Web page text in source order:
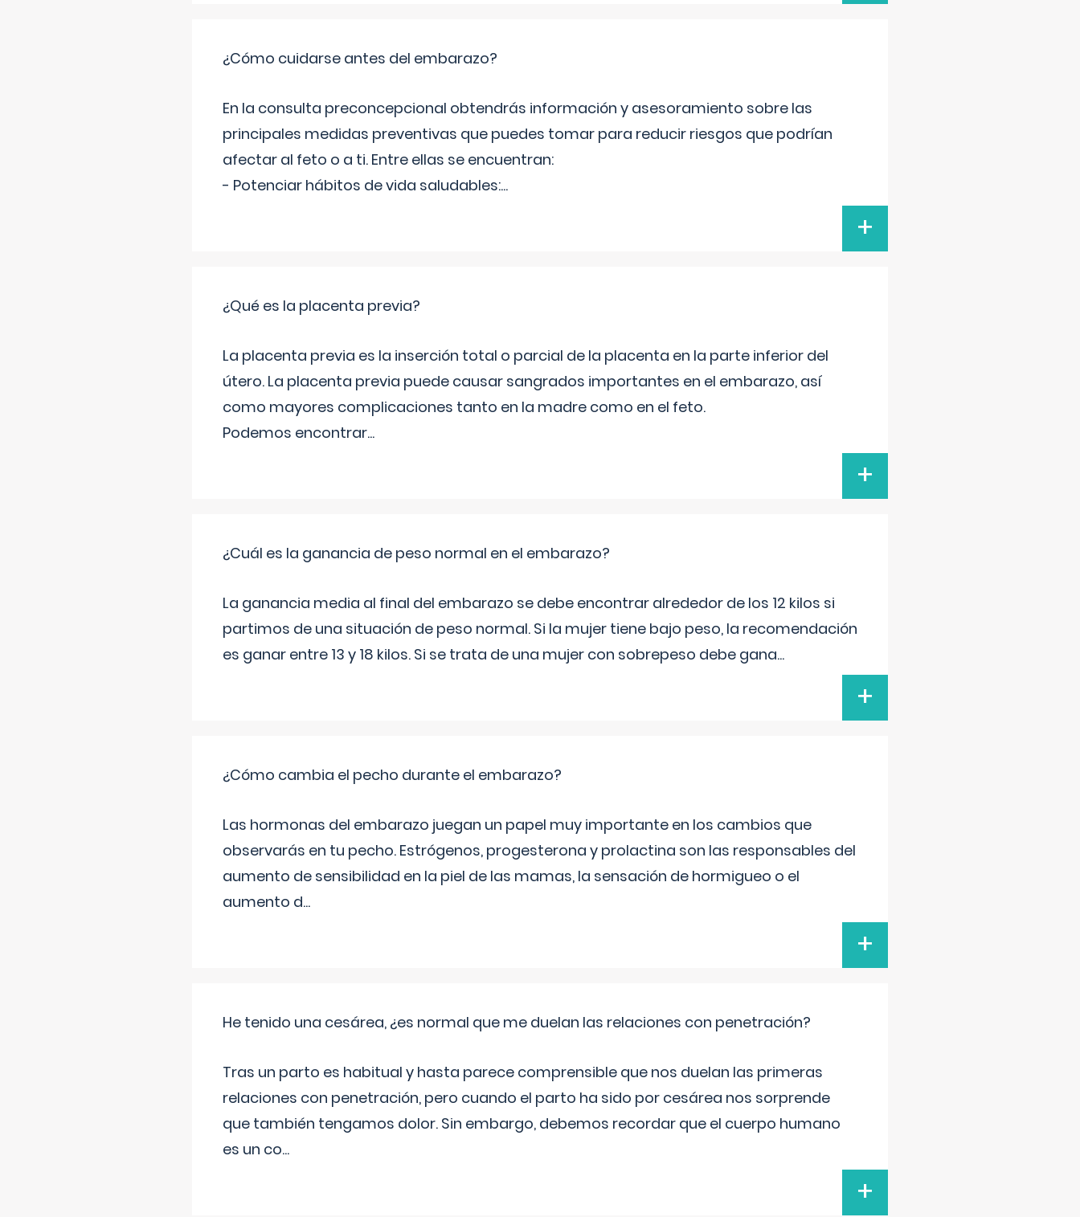
¿Cómo cuidarse antes del embarazo?
En la consulta preconcepcional obtendrás información y asesoramiento sobre las
principales medidas preventivas que puedes tomar para reducir riesgos que podrían
afectar al feto o a ti. Entre ellas se encuentran:
- Potenciar hábitos de vida saludables:...
+
¿Qué es la placenta previa?
La placenta previa es la inserción total o parcial de la placenta en la parte inferior del
útero. La placenta previa puede causar sangrados importantes en el embarazo, así
como mayores complicaciones tanto en la madre como en el feto.
Podemos encontrar...
+
¿Cuál es la ganancia de peso normal en el embarazo?
La ganancia media al final del embarazo se debe encontrar alrededor de los 12 kilos si
partimos de una situación de peso normal. Si la mujer tiene bajo peso, la recomendación
es ganar entre 13 y 18 kilos. Si se trata de una mujer con sobrepeso debe gana...
+
¿Cómo cambia el pecho durante el embarazo?
Las hormonas del embarazo juegan un papel muy importante en los cambios que
observarás en tu pecho. Estrógenos, progesterona y prolactina son las responsables del
aumento de sensibilidad en la piel de las mamas, la sensación de hormigueo o el
aumento d...
+
He tenido una cesárea, ¿es normal que me duelan las relaciones con penetración?
Tras un parto es habitual y hasta parece comprensible que nos duelan las primeras
relaciones con penetración, pero cuando el parto ha sido por cesárea nos sorprende
que también tengamos dolor. Sin embargo, debemos recordar que el cuerpo humano
es un co...
+